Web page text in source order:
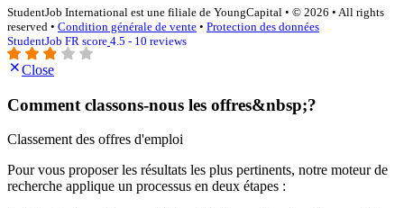
StudentJob International est une filiale de YoungCapital • © 2026 • All rights
reserved • Condition générale de vente • Protection des données
StudentJob FR score 4.5 - 10 reviews
Close
Comment classons-nous les offres&nbsp;?
Classement des offres d'emploi
Pour vous proposer les résultats les plus pertinents, notre moteur de
recherche applique un processus en deux étapes :